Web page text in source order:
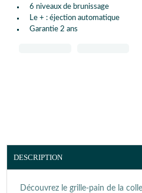
6 niveaux de brunissage
Le + : éjection automatique
Garantie 2 ans
DESCRIPTION
Découvrez le grille-pain de la